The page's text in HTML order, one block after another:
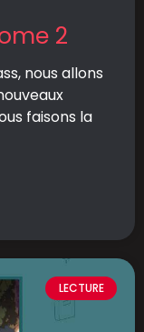
2
nous allons
faisons la
LECTURE